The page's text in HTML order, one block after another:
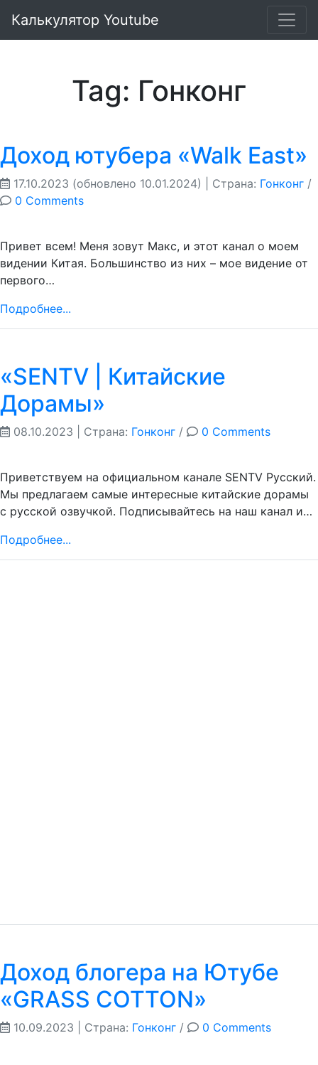
Калькулятор Youtube
Tag: Гонконг
Доход ютубера «Walk East»
17.10.2023 (обновлено 10.01.2024) | Страна: Гонконг /
0 Comments
Привет всем! Меня зовут Макс, и этот канал о моем
видении Китая. Большинство из них – мое видение от
первого…
Подробнее...
«SENTV | Китайские
Дорамы»
08.10.2023 | Страна: Гонконг / 0 Comments
Приветствуем на официальном канале SENTV Русский.
Мы предлагаем самые интересные китайские дорамы
с русской озвучкой. Подписывайтесь на наш канал и…
Подробнее...
Доход блогера на Ютубе
«GRASS COTTON»
10.09.2023 | Страна: Гонконг / 0 Comments